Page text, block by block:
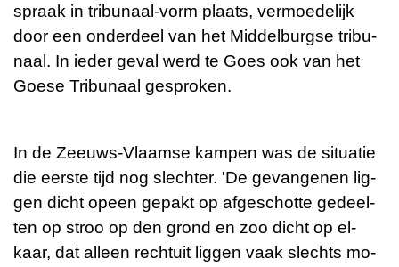
spraak in tri­bu­naal-vorm plaats, ver­moe­de­lijk
door een on­der­deel van het Mid­del­burg­se tri­bu­
naal. In ieder geval werd te Goes ook van het
Goese Tri­bu­naal ge­spro­ken.
In de Zeeuws-Vlaam­se kam­pen was de si­tu­a­tie
die eer­ste tijd nog slech­ter. 'De ge­van­ge­nen lig­
gen dicht opeen ge­pakt op af­ge­schot­te ge­deel­
ten op stroo op den grond en zoo dicht op el­
kaar, dat al­leen recht­uit lig­gen vaak slechts mo­